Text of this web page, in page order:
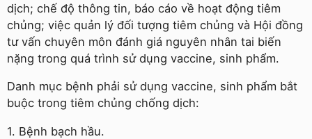
dịch; chế độ thông tin, báo cáo về hoạt động tiêm
chủng; việc quản lý đối tượng tiêm chủng và Hội đồng
tư vấn chuyên môn đánh giá nguyên nhân tai biến
nặng trong quá trình sử dụng vaccine, sinh phẩm.
Danh mục bệnh phải sử dụng vaccine, sinh phẩm bắt
buộc trong tiêm chủng chống dịch:
1. Bệnh bạch hầu.